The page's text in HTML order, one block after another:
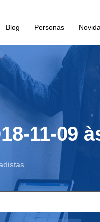
Blog Personas
11-09